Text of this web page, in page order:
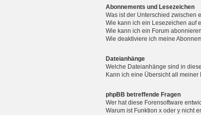
Abonnements und Lesezeichen
Was ist der Unterschied zwischen
Wie kann ich ein Lesezeichen auf
Wie kann ich ein Forum
Wie deaktiviere ich meine
Dateianhänge
Welche Dateianhänge sind in
Kann ich eine Übersicht all
phpBB betreffende Fragen
Wer hat diese Forensoftware
Warum ist Funktion x oder y nicht